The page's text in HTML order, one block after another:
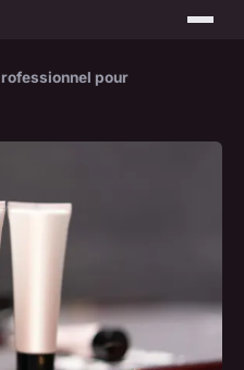
pour